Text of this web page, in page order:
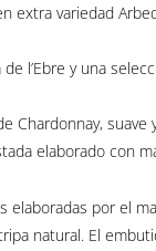
extra variedad
l’Ebre y una
Chardonnay,
elaborado con
por el
natural. El